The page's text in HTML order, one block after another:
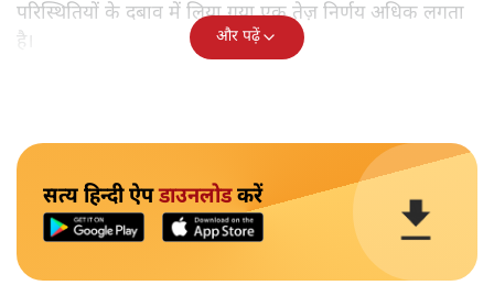
परिस्थितियों के दबाव में लिया गया एक तेज़ निर्णय अधिक लगता
है।
और पढ़ें
सत्य हिन्दी ऐपडाउनलोडकरें